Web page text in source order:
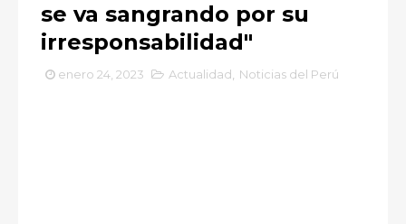
se va sangrando por su
irresponsabilidad"
enero 24, 2023 Actualidad Noticias del Perú